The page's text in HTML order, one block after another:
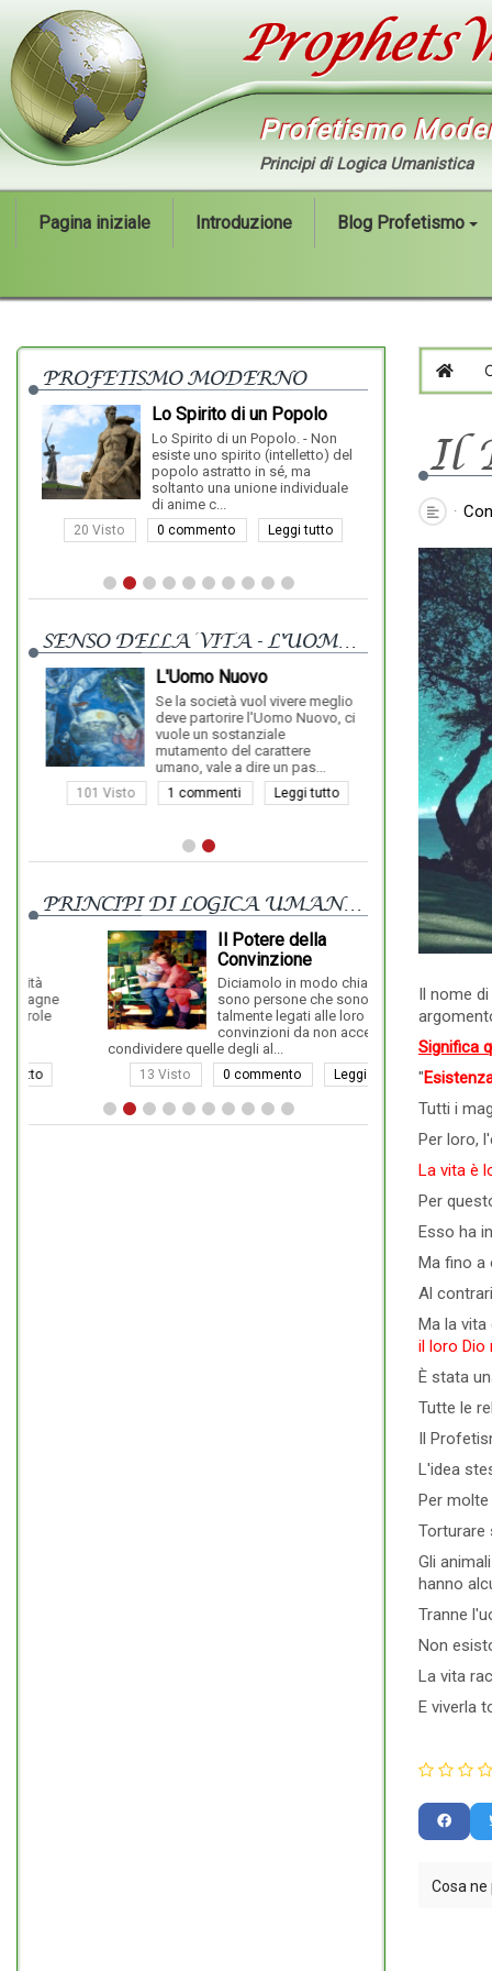
Profetismo
Principi di Logica Umanistica
Pagina iniziale Introduzione Blog Profetismo
HOME
Il
Il nome
Significa
"
Tutti i
Per loro,
La vita è
Per
Esso ha
Ma fino a
Al
Ma la
il loro Dio
È stata
Tutte le
Il
L'idea
Per
Torturare
Gli
hanno
Tranne
Non
La vita
E viverla
Cosa
PROFETISMO MODERNO
Lo Spirito di un Popolo
Lo Spirito di un Popolo. - Non
esiste uno spirito (intelletto) del
popolo astratto in sé, ma
soltanto una unione individuale
di anime c...
20 Visto 0 commento Leggi tutto
dovrebbero
siano facili,
23 Visto
SENSO DELLA VITA - L'UOMO NUOVO
L'Uomo Nuovo
Se la società vuol vivere meglio
deve partorire l'Uomo Nuovo, ci
vuole un sostanziale
mutamento del carattere
umano, vale a dire un pas...
101 Visto 1 commenti Leggi tutto avere uno sc...
38 Visto
PRINCIPI DI LOGICA UMANISTICA
Il Potere della
Convinzione
Diciamolo in modo chiaro, ci
sono persone che sono
talmente legati alle loro
convinzioni da non accettare o
condividere quelle degli al...
0 commento Leggi tutto
ride né
Siamo
19 Visto